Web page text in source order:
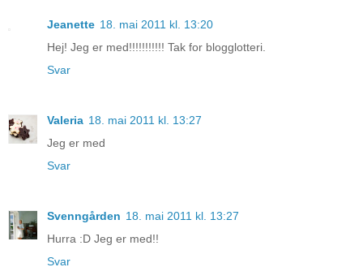
Jeanette 18. mai 2011 kl. 13:20
Hej! Jeg er med!!!!!!!!!!! Tak for blogglotteri.
Svar
Valeria 18. mai 2011 kl. 13:27
Jeg er med
Svar
Svenngården 18. mai 2011 kl. 13:27
Hurra :D Jeg er med!!
Svar